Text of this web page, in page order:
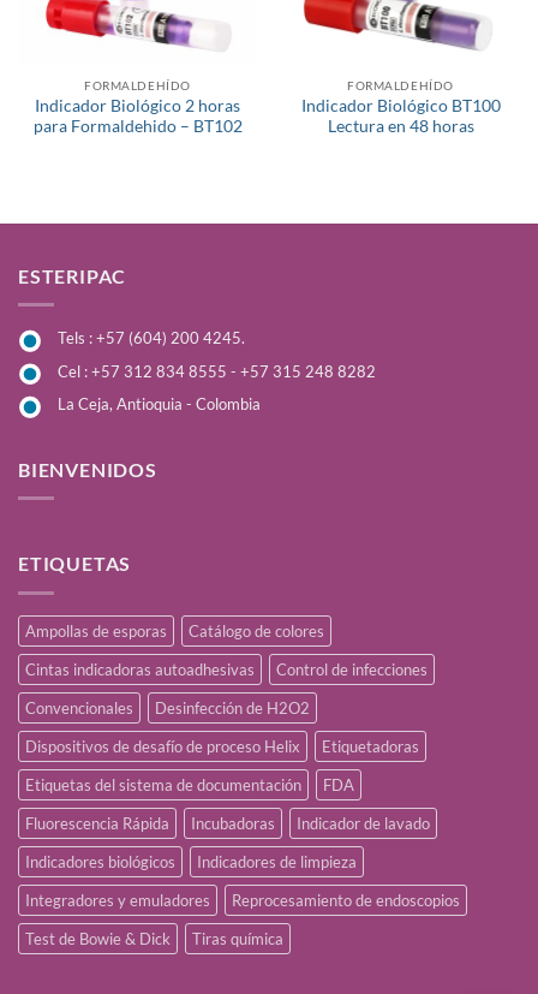
FORMALDEHÍDO
Indicador Biológico 2 horas
para Formaldehido – BT102
FORMALDEHÍDO
Indicador Biológico BT100
Lectura en 48 horas
ESTERIPAC
Tels : +57 (604) 200 4245.
Cel : +57 312 834 8555 - +57 315 248 8282
La Ceja, Antioquia - Colombia
BIENVENIDOS
ETIQUETAS
Ampollas de esporas
Catálogo de colores
Cintas indicadoras autoadhesivas
Control de infecciones
Convencionales
Desinfección de H2O2
Dispositivos de desafío de proceso Helix
Etiquetadoras
Etiquetas del sistema de documentación
FDA
Fluorescencia Rápida
Incubadoras
Indicador de lavado
Indicadores biológicos
Indicadores de limpieza
Integradores y emuladores
Reprocesamiento de endoscopios
Test de Bowie & Dick
Tiras química